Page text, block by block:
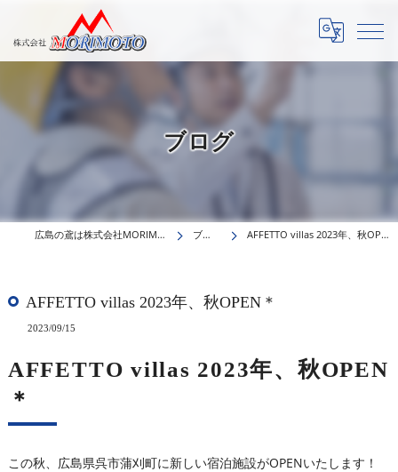
ブログ
広島の鳶は株式会社MORIMOTO ブログ AFFETTO villas 2023年、秋OPEN＊
AFFETTO villas 2023年、秋OPEN＊
2023/09/15
AFFETTO villas 2023年、秋OPEN
＊
この秋、広島県呉市蒲刈町に新しい宿泊施設がOPENいたします！